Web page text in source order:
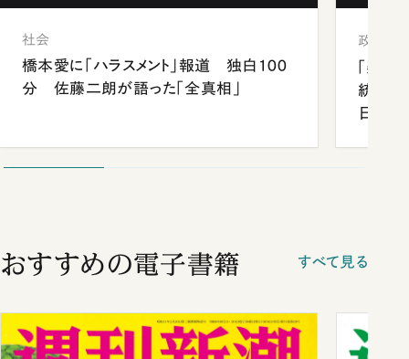
社会
橋本愛に「ハラスメント」報道 独白100
分 佐藤二朗が語った「全真相」
政治
「楽し
統領と
日米
おすすめの電子書籍 すべて見る